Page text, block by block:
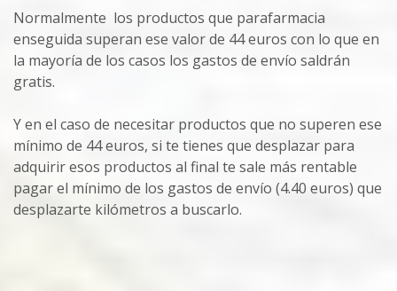
Normalmente los productos que parafarmacia
enseguida superan ese valor de 44 euros con lo que en
la mayoría de los casos los gastos de envío saldrán
gratis.
Y en el caso de necesitar productos que no superen ese
mínimo de 44 euros, si te tienes que desplazar para
adquirir esos productos al final te sale más rentable
pagar el mínimo de los gastos de envío (4.40 euros) que
desplazarte kilómetros a buscarlo.